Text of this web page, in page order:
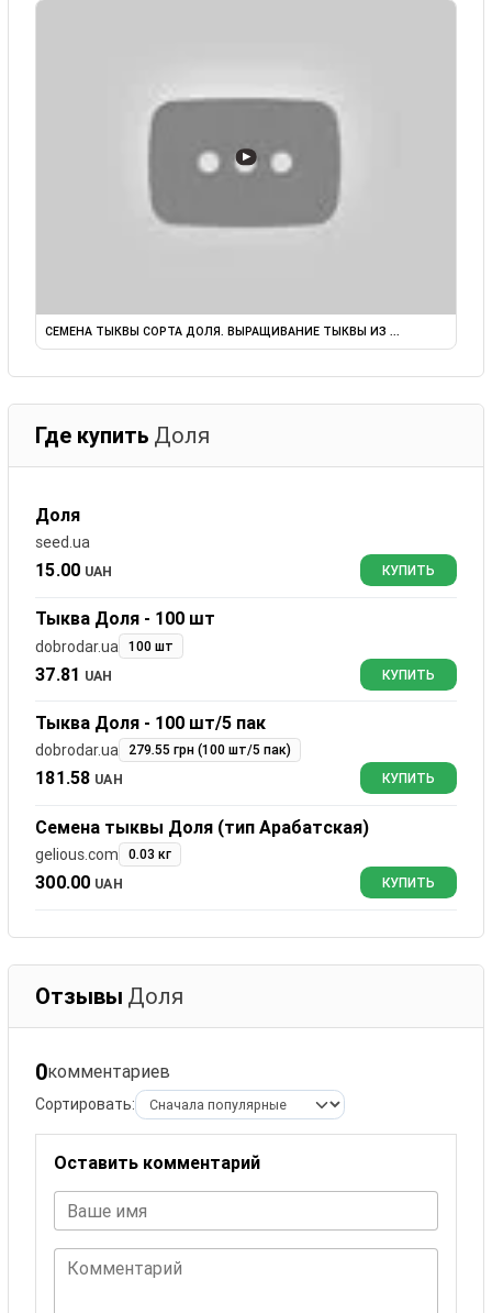
▶
СЕМЕНА ТЫКВЫ СОРТА ДОЛЯ. ВЫРАЩИВАНИЕ ТЫКВЫ ИЗ ...
Где купить Доля
Доля
seed.ua
15.00 UAH КУПИТЬ
Тыква Доля - 100 шт
dobrodar.ua 100 шт
37.81 UAH КУПИТЬ
Тыква Доля - 100 шт/5 пак
dobrodar.ua 279.55 грн (100 шт/5 пак)
181.58 UAH КУПИТЬ
Семена тыквы Доля (тип Арабатская)
gelious.com 0.03 кг
300.00 UAH КУПИТЬ
Отзывы Доля
0комментариев
Сортировать:
Оставить комментарий
Ваше имя
Комментарий